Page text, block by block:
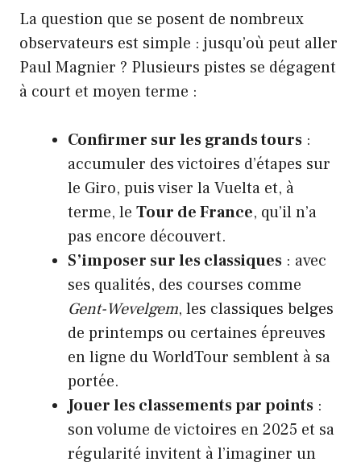
La question que se posent de nombreux
observateurs est simple : jusqu’où peut aller
Paul Magnier ? Plusieurs pistes se dégagent
à court et moyen terme :
Confirmer sur les grands tours :
accumuler des victoires d’étapes sur
le Giro, puis viser la Vuelta et, à
terme, le Tour de France, qu’il n’a
pas encore découvert.
S’imposer sur les classiques : avec
ses qualités, des courses comme
Gent-Wevelgem, les classiques belges
de printemps ou certaines épreuves
en ligne du WorldTour semblent à sa
portée.
Jouer les classements par points :
son volume de victoires en 2025 et sa
régularité invitent à l’imaginer un